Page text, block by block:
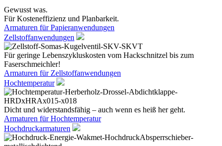
Gewusst was.
Für Kosteneffizienz und Planbarkeit.
Armaturen für Papieranwendungen
Zellstoffanwendungen
Für geringe Lebenszykluskosten vom Hackschnitzel bis zum
Faserschmeichler!
Armaturen für Zellstoffanwendungen
Hochtemperatur
Dicht und widerstandsfähig – auch wenn es heiß her geht.
Armaturen für Hochtemperatur
Hochdruckarmaturen